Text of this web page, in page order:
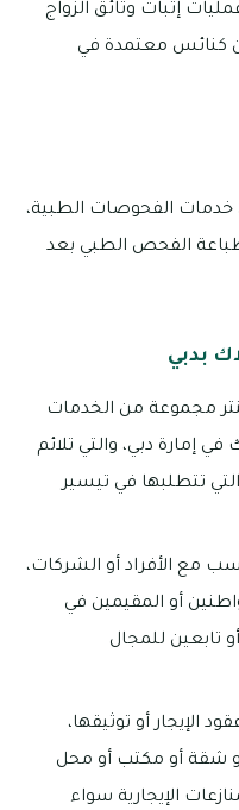
إثبات وثائق الزواج
كنائس معتمدة في
الفحوصات الطبية،
الفحص الطبي بعد
بدبي
مجموعة من الخدمات
في إمارة دبي، والتي تلائم
التي تتطلبها في تيسير
مع الأفراد أو الشركات،
أو المقيمين في
أو تابعين للمجال
الإيجار أو توثيقها،
شقة أو مكتب أو محل
الإيجارية سواء